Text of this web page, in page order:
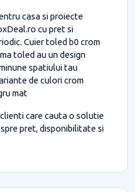
casa si proiecte
cu pret si
Cuier toled b0 crom
toled au un design
spatiului tau
de culori crom
mat
care cauta o solutie
pret, disponibilitate si